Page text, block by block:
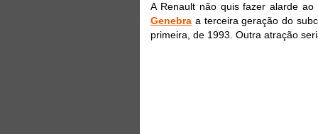
A Renault não quis fazer alarde
Genebra a terceira geração do
primeira, de 1993. Outra atração